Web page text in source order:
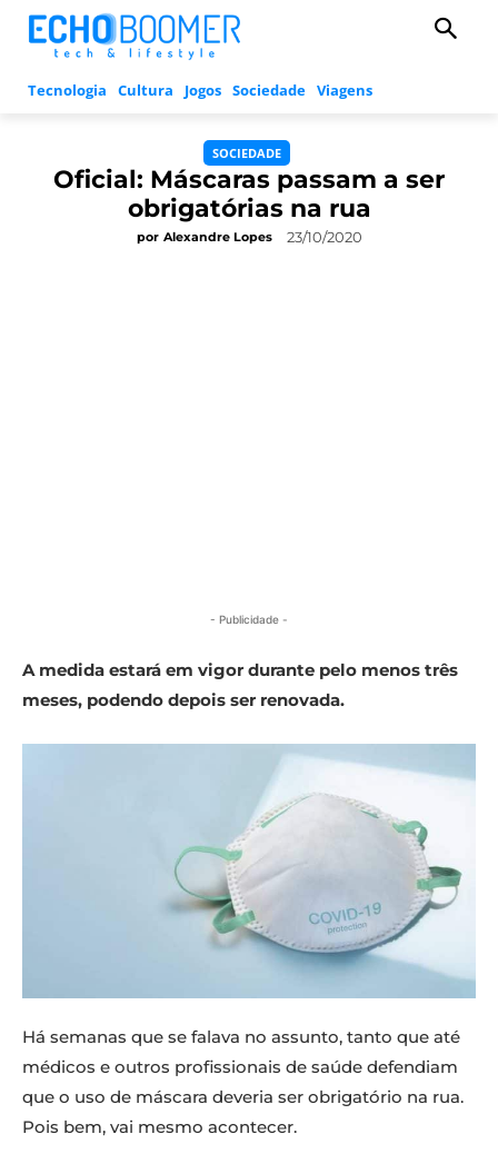
Tecnologia Cultura Jogos Sociedade Viagens
SOCIEDADE
Oficial: Máscaras passam a ser
obrigatórias na rua
por Alexandre Lopes 23/10/2020
- Publicidade -
A medida estará em vigor durante pelo menos três
meses, podendo depois ser renovada.
Há semanas que se falava no assunto, tanto que até
médicos e outros profissionais de saúde defendiam
que o uso de máscara deveria ser obrigatório na rua.
Pois bem, vai mesmo acontecer.